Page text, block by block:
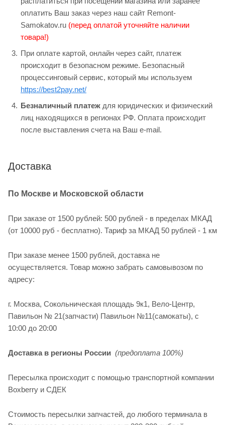
оплатить Ваш заказ через наш сайт Remont-
Samokatov.ru (перед оплатой уточняйте наличии
товара!)
При оплате картой, онлайн через сайт, платеж
происходит в безопасном режиме. Безопасный
процессинговый сервис, который мы используем
https://best2pay.net/
Безналичный платеж для юридических и физический
лиц находящихся в регионах РФ. Оплата происходит
после выставления счета на Ваш e-mail.
Доставка
По Москве и Московской области
При заказе от 1500 рублей: 500 рублей - в пределах МКАД
(от 10000 руб - бесплатно). Тариф за МКАД 50 рублей - 1 км
При заказе менее 1500 рублей, доставка не
осуществляется. Товар можно забрать самовывозом по
адресу:
г. Москва, Сокольническая площадь 9к1, Вело-Центр,
Павильон № 21(запчасти) Павильон №11(cамокаты), с
10:00 до 20:00
Доставка в регионы России (предоплата 100%)
Пересылка происходит с помощью транспортной компании
Boxberry и СДЕК
Стоимость пересылки запчастей, до любого терминала в